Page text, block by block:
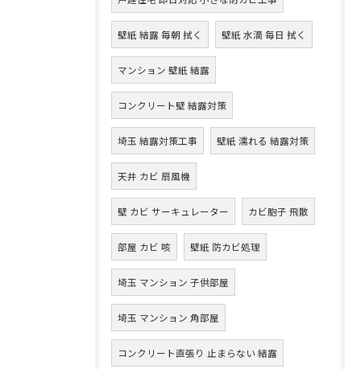
壁紙 結露 毎朝 拭く 壁紙 水滴 毎日 拭く
マンション 壁紙 結露
コンクリート壁 結露対策
埼玉 結露対策工事 壁紙 濡れる 結露対策
天井 カビ 扇風機
壁 カビ サーキュレーター カビ胞子 飛散
部屋 カビ 咳 壁紙 防カビ処理
埼玉 マンション 子供部屋
埼玉 マンション 角部屋
コンクリート直張り 止まらない 結露